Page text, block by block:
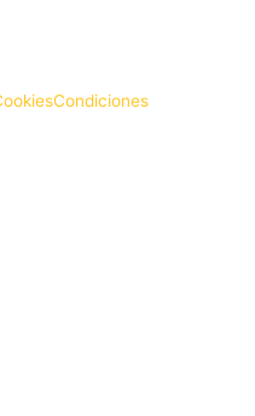
Condiciones